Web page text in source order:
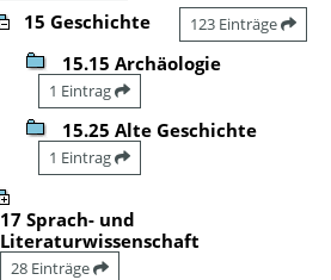
15 Geschichte 123 Einträge
15.15 Archäologie
1 Eintrag
15.25 Alte Geschichte
1 Eintrag
17 Sprach- und
Literaturwissenschaft
28 Einträge